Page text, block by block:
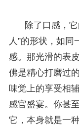
除了口感，
人”的形状，如
感。那光滑的表
佛是精心打磨过
味觉上的享受相
感官盛宴。你甚
它，本身就是一种